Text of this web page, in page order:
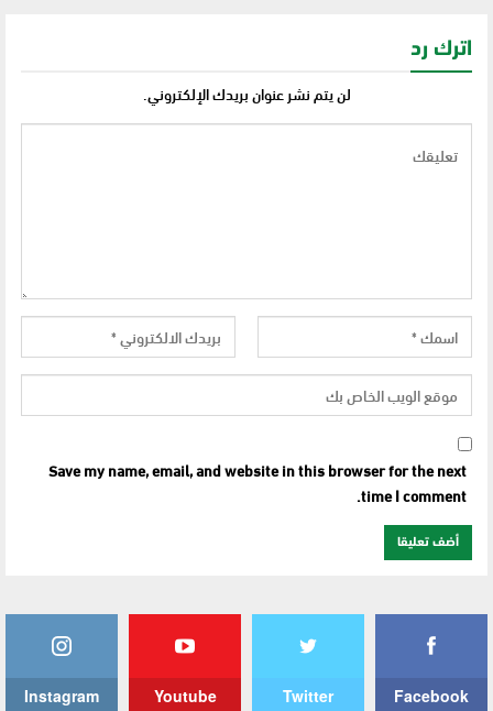
اترك رد
لن يتم نشر عنوان بريدك الإلكتروني.
Save my name, email, and website in this browser for the next
time I comment.
Facebook
Twitter
Youtube
Instagram